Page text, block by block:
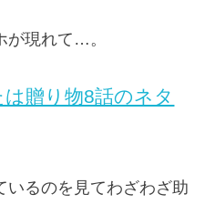
が現れて…。
贈り物8話のネタ
いるのを見てわざわざ助